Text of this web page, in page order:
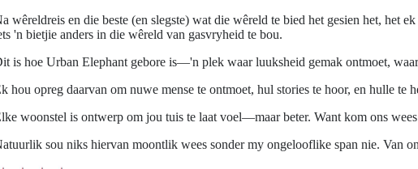
wêreldreis en die beste (en slegste) wat die wêreld te bied het gesien het, het
'n bietjie anders in die wêreld van gasvryheid te bou.
is hoe Urban Elephant gebore is—'n plek waar luuksheid gemak ontmoet,
hou opreg daarvan om nuwe mense te ontmoet, hul stories te hoor, en hulle
woonstel is ontwerp om jou tuis te laat voel—maar beter. Want kom ons
sou niks hiervan moontlik wees sonder my ongelooflike span nie. Van